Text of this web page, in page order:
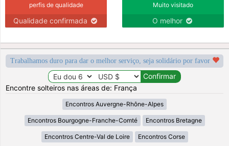
perfis de qualidade
Qualidade confirmada
Muito visitado
O melhor
Trabalhamos duro para dar o melhor serviço, seja solidário por favor
Encontre solteiros nas áreas de: França
Encontros Auvergne-Rhône-Alpes
Encontros Bourgogne-Franche-Comté Encontros Bretagne
Encontros Centre-Val de Loire Encontros Corse